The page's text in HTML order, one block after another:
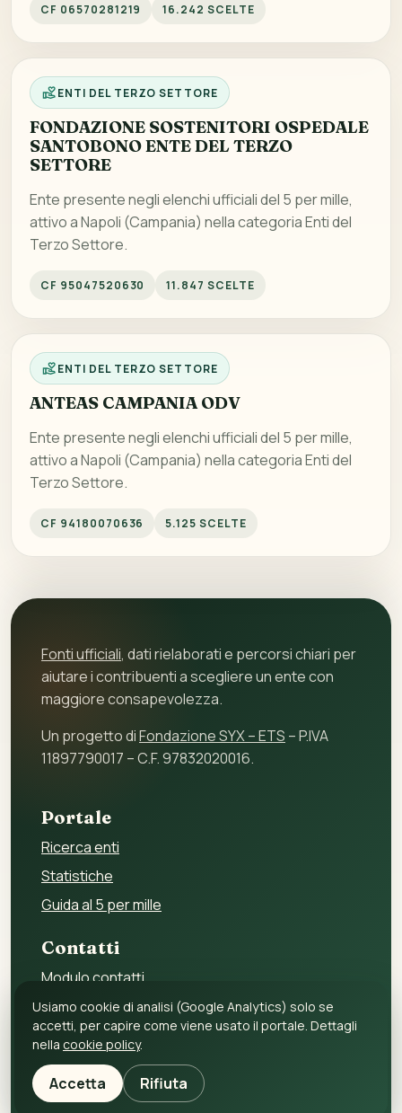
CF 06570281219 16.242 SCELTE
ENTI DEL TERZO SETTORE
FONDAZIONE SOSTENITORI OSPEDALE
SANTOBONO ENTE DEL TERZO
SETTORE
Ente presente negli elenchi ufficiali del 5 per mille,
attivo a Napoli (Campania) nella categoria Enti del
Terzo Settore.
CF 95047520630 11.847 SCELTE
ENTI DEL TERZO SETTORE
ANTEAS CAMPANIA ODV
Ente presente negli elenchi ufficiali del 5 per mille,
attivo a Napoli (Campania) nella categoria Enti del
Terzo Settore.
CF 94180070636 5.125 SCELTE
Fonti ufficiali, dati rielaborati e percorsi chiari per
aiutare i contribuenti a scegliere un ente con
maggiore consapevolezza.
Un progetto diFondazione SYX – ETS – P.IVA
11897790017 – C.F. 97832020016.
Portale
Ricerca enti
Statistiche
Guida al 5 per mille
Contatti
Modulo contatti
Per gli enti
Per i fornitori
Privacy policy
Cookie policy
Usiamo cookie di analisi (Google Analytics) solo se
accetti, per capire come viene usato il portale. Dettagli
nella cookie policy.
Accetta Rifiuta